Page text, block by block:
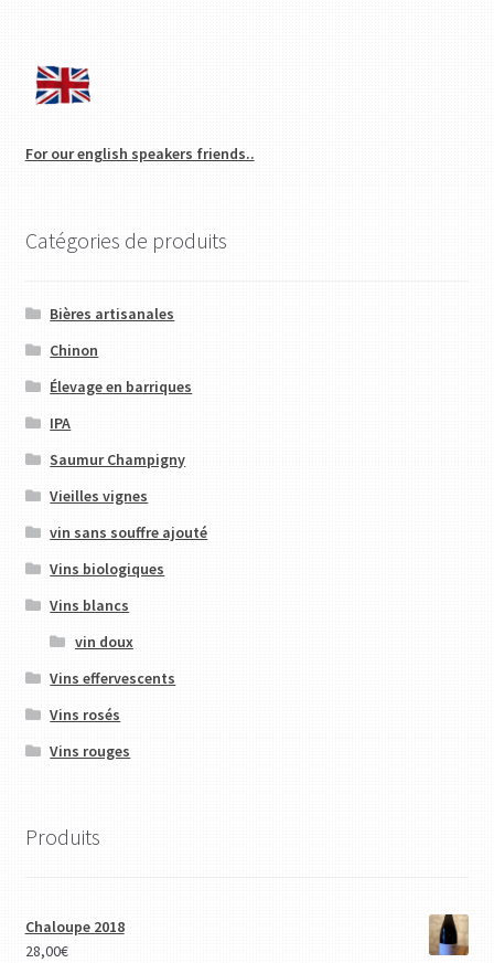
For our english speakers friends..
Catégories de produits
Bières artisanales
Chinon
Élevage en barriques
IPA
Saumur Champigny
Vieilles vignes
vin sans souffre ajouté
Vins biologiques
Vins blancs
vin doux
Vins effervescents
Vins rosés
Vins rouges
Produits
Chaloupe 2018
28,00€